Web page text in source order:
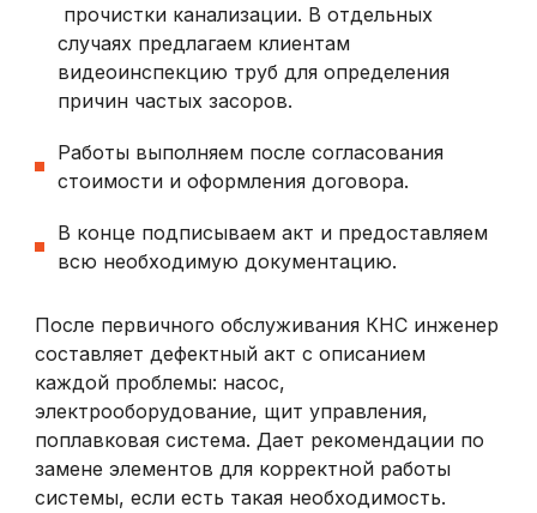
прочистки канализации. В отдельных
случаях предлагаем клиентам
видеоинспекцию труб для определения
причин частых засоров.
Работы выполняем после согласования
стоимости и оформления договора.
В конце подписываем акт и предоставляем
всю необходимую документацию.
После первичного обслуживания КНС инженер
составляет дефектный акт с описанием
каждой проблемы: насос,
электрооборудование, щит управления,
поплавковая система. Дает рекомендации по
замене элементов для корректной работы
системы, если есть такая необходимость.